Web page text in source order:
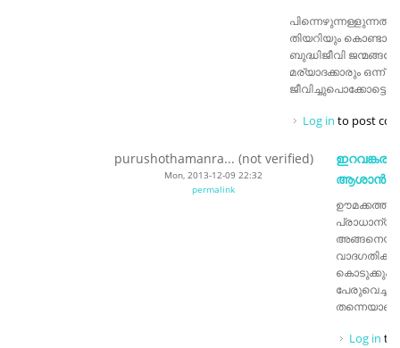
പിന്നെഴുന്നള്ളുന്നത്
തിയറിയും
ബുദ്ധിജീവി ജന്മങ്ങളേ
മര്യാദക്കാരും ഒന്ന്
ജീവിച്ചുപൊക്കോട്ടെ.
Log in to post
purushothamanra... (not verified)
Mon, 2013-12-09 22:32
permalink
ഇറവങ്കര
ആശാൻ
പേരുവെച്ച്
തന്നെയാണ്
Log in to